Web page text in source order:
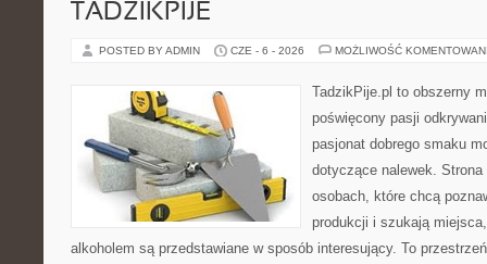
TADZIKPIJE
POSTED BY ADMIN CZE - 6 - 2026 MOŻLIWOŚĆ
TadzikPije.pl to obszerny
poświęcony pasji
pasjonat dobrego smaku
dotyczące nalewek.
osobach, które chcą
produkcji i szukają
alkoholem są przedstawiane w sposób interesujący. To